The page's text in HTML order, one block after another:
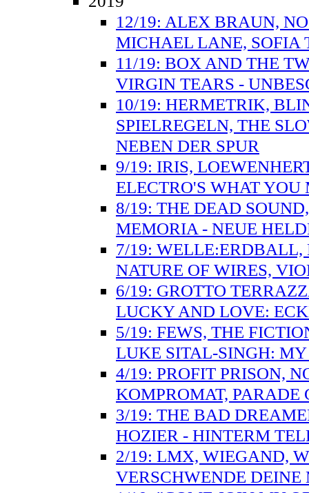
12/19: ALEX BRAUN,
MICHAEL LANE, SOFIA
11/19: BOX AND THE
VIRGIN TEARS -
10/19: HERMETRIK,
SPIELREGELN, THE
NEBEN DER SPUR
9/19: IRIS,
ELECTRO'S WHAT YOU
8/19: THE DEAD
MEMORIA - NEUE
7/19:
NATURE OF WIRES,
6/19: GROTTO
LUCKY AND LOVE:
5/19: FEWS, THE
LUKE SITAL-SINGH:
4/19: PROFIT PRISON,
KOMPROMAT, PARADE
3/19: THE BAD
HOZIER - HINTERM
2/19: LMX, WIEGAND,
VERSCHWENDE DEINE